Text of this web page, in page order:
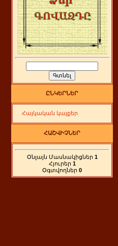
ԸՆԿԵՐՆԵՐ
Հայկական կայքեր
ՀԱՇՎԻՉՆԵՐ
Օնլայն Մասնակիցներ 1
Հյուրեր 1
Օգտվողներ 0